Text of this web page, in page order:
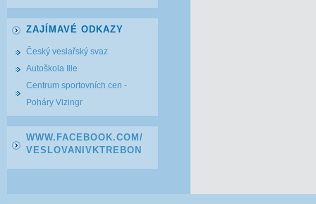
ZAJÍMAVÉ ODKAZY
Český veslařský svaz
Autoškola Ille
Centrum sportovních cen -
Poháry Vizingr
WWW.FACEBOOK.COM/
VESLOVANIVKTREBON